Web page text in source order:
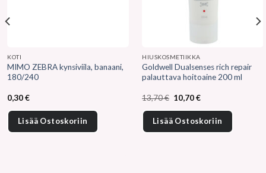
KOTI
MIMO ZEBRA kynsiviila, banaani,
180/240
0,30€
Lisää Ostoskoriin
HIUSKOSMETIIKKA
Goldwell Dualsenses rich repair
palauttava hoitoaine 200 ml
13,70€ Alkuperäinen
hinta
oli:
13,70 €.
10,70€Nykyinen
on:
10,70 €.
Lisää Ostoskoriin